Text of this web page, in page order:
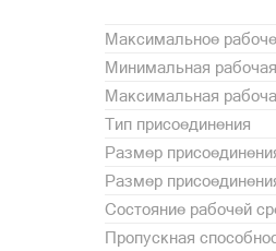
Максимальное
Минимальная
Максимальная
Тип присоединения
Размер
Размер
Состояние рабочей
Пропускная